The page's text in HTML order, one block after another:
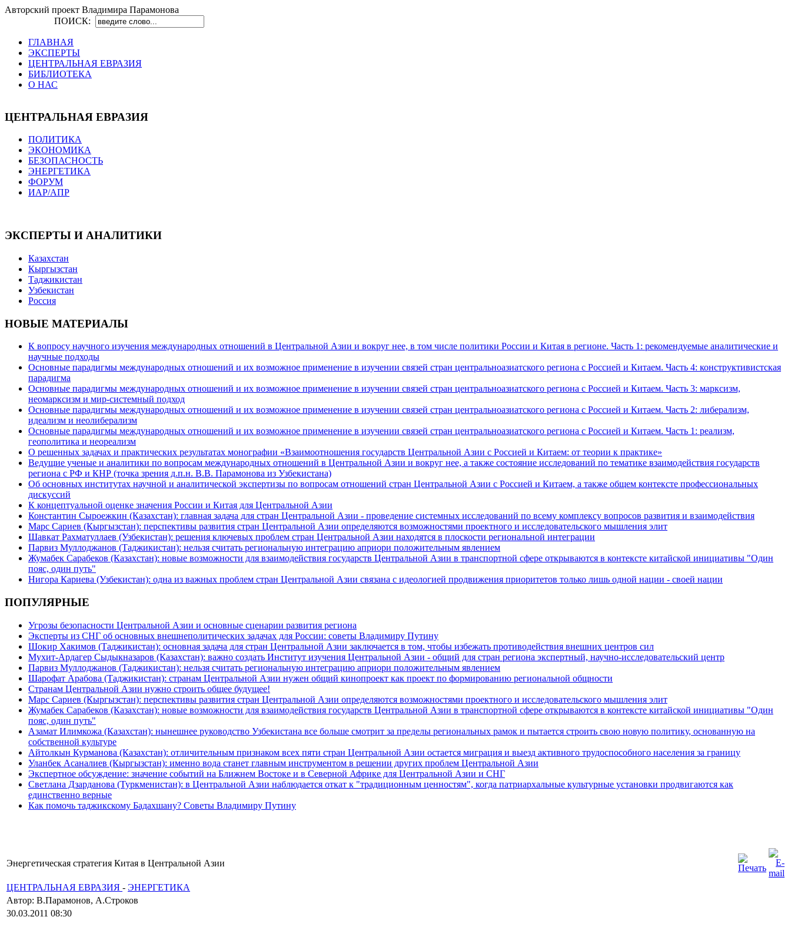
Авторский проект Владимира Парамонова
ПОИСК:
ГЛАВНАЯ
ЭКСПЕРТЫ
ЦЕНТРАЛЬНАЯ ЕВРАЗИЯ
БИБЛИОТЕКА
О НАС
ЦЕНТРАЛЬНАЯ ЕВРАЗИЯ
ПОЛИТИКА
ЭКОНОМИКА
БЕЗОПАСНОСТЬ
ЭНЕРГЕТИКА
ФОРУМ
ИАР/АПР
ЭКСПЕРТЫ И АНАЛИТИКИ
Казахстан
Кыргызстан
Таджикистан
Узбекистан
Россия
НОВЫЕ МАТЕРИАЛЫ
К вопросу научного изучения международных отношений в Центральной Азии и вокруг нее, в том числе политики России и Китая в регионе. Часть 1: рекомендуемые аналитические и
научные подходы
Основные парадигмы международных отношений и их возможное применение в изучении связей стран центральноазиатского региона с Россией и Китаем. Часть 4: конструктивистская
парадигма
Основные парадигмы международных отношений и их возможное применение в изучении связей стран центральноазиатского региона с Россией и Китаем. Часть 3: марксизм,
неомарксизм и мир-системный подход
Основные парадигмы международных отношений и их возможное применение в изучении связей стран центральноазиатского региона с Россией и Китаем. Часть 2: либерализм,
идеализм и неолиберализм
Основные парадигмы международных отношений и их возможное применение в изучении связей стран центральноазиатского региона с Россией и Китаем. Часть 1: реализм,
геополитика и неореализм
О решенных задачах и практических результатах монографии «Взаимоотношения государств Центральной Азии с Россией и Китаем: от теории к практике»
Ведущие ученые и аналитики по вопросам международных отношений в Центральной Азии и вокруг нее, а также состояние исследований по тематике взаимодействия государств
региона с РФ и КНР (точка зрения д.п.н. В.В. Парамонова из Узбекистана)
Об основных институтах научной и аналитической экспертизы по вопросам отношений стран Центральной Азии с Россией и Китаем, а также общем контексте профессиональных
дискуссий
К концептуальной оценке значения России и Китая для Центральной Азии
Константин Сыроежкин (Казахстан): главная задача для стран Центральной Азии - проведение системных исследований по всему комплексу вопросов развития и взаимодействия
Марс Сариев (Кыргызстан): перспективы развития стран Центральной Азии определяются возможностями проектного и исследовательского мышления элит
Шавкат Рахматуллаев (Узбекистан): решения ключевых проблем стран Центральной Азии находятся в плоскости региональной интеграции
Парвиз Муллоджанов (Таджикистан): нельзя считать региональную интеграцию априори положительным явлением
Жумабек Сарабеков (Казахстан): новые возможности для взаимодействия государств Центральной Азии в транспортной сфере открываются в контексте китайской инициативы "Один
пояс, один путь"
Нигора Кариева (Узбекистан): одна из важных проблем стран Центральной Азии связана с идеологией продвижения приоритетов только лишь одной нации - своей нации
ПОПУЛЯРНЫЕ
Угрозы безопасности Центральной Азии и основные сценарии развития региона
Эксперты из СНГ об основных внешнеполитических задачах для России: советы Владимиру Путину
Шокир Хакимов (Таджикистан): основная задача для стран Центральной Азии заключается в том, чтобы избежать противодействия внешних центров сил
Мухит-Ардагер Сыдыкназаров (Казахстан): важно создать Институт изучения Центральной Азии - общий для стран региона экспертный, научно-исследовательский центр
Парвиз Муллоджанов (Таджикистан): нельзя считать региональную интеграцию априори положительным явлением
Шарофат Арабова (Таджикистан): странам Центральной Азии нужен общий кинопроект как проект по формированию региональной общности
Странам Центральной Азии нужно строить общее будущее!
Марс Сариев (Кыргызстан): перспективы развития стран Центральной Азии определяются возможностями проектного и исследовательского мышления элит
Жумабек Сарабеков (Казахстан): новые возможности для взаимодействия государств Центральной Азии в транспортной сфере открываются в контексте китайской инициативы "Один
пояс, один путь"
Азамат Илимкожа (Казахстан): нынешнее руководство Узбекистана все больше смотрит за пределы региональных рамок и пытается строить свою новую политику, основанную на
собственной культуре
Айтолкын Курманова (Казахстан): отличительным признаком всех пяти стран Центральной Азии остается миграция и выезд активного трудоспособного населения за границу
Уланбек Асаналиев (Кыргызстан): именно вода станет главным инструментом в решении других проблем Центральной Азии
Экспертное обсуждение: значение событий на Ближнем Востоке и в Северной Африке для Центральной Азии и СНГ
Светлана Дзарданова (Туркменистан): в Центральной Азии наблюдается откат к "традиционным ценностям", когда патриархальные культурные установки продвигаются как
единственно верные
Как помочь таджикскому Бадахшану? Советы Владимиру Путину
Энергетическая стратегия Китая в Центральной Азии
ЦЕНТРАЛЬНАЯ ЕВРАЗИЯ - ЭНЕРГЕТИКА
Автор: В.Парамонов, А.Строков
30.03.2011 08:30